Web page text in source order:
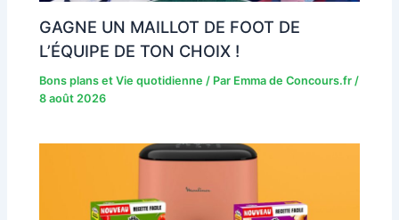
GAGNE UN MAILLOT DE FOOT DE
L’ÉQUIPE DE TON CHOIX !
Bons plans et Vie quotidienne / Par Emma de Concours.fr/
8 août 2026